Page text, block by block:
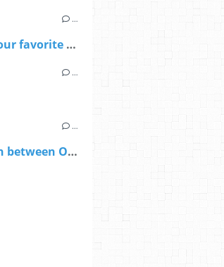
…
Take one end or all of your favorite city at home by Microscape
…
…
Knitted by collaboration between Oded Sapir and Ariel Zuckerman